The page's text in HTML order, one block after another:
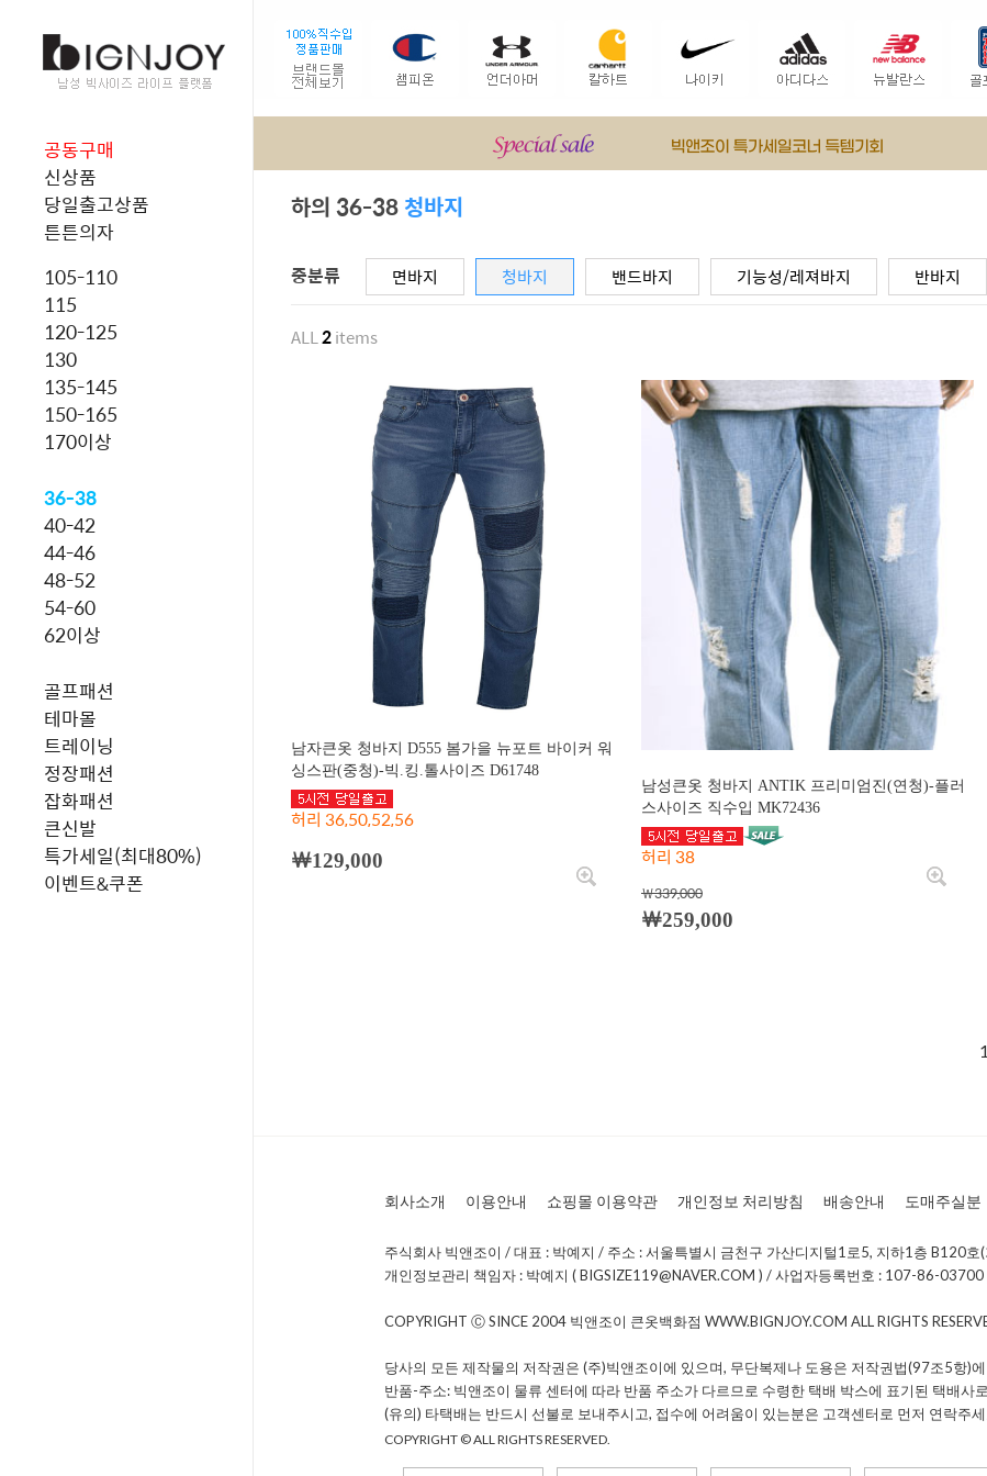
공동구매
신상품
당일출고상품
튼튼의자
105-110
115
120-125
130
135-145
150-165
170이상
36-38
40-42
44-46
48-52
54-60
62이상
골프패션
테마몰
트레이닝
정장패션
잡화패션
큰신발
특가세일(최대80%)
이벤트&쿠폰
하의 36-38청바지
중분류 면바지 청바지 밴드바지 기능성/레져바지 반바지
ALL2items
남자큰옷 청바지 D555 봄가을 뉴포트 바이커 워
싱스판(중청)-빅.킹.톨사이즈 D61748
허리 36,50,52,56
￦129,000
남성큰옷 청바지 ANTIK 프리미엄진(연청)-플러
스사이즈 직수입 MK72436
허리 38
￦339,000
￦259,000
1
회사소개 이용안내 쇼핑몰 이용약관 개인정보 처리방침 배송안내 도매주실분
주식회사 빅앤조이 / 대표 : 박예지 / 주소 : 서울특별시 금천구 가산디지털1로5, 지하1층 B120
개인정보관리 책임자 : 박예지 ( BIGSIZE119@NAVER.COM ) / 사업자등록번호 : 107-86-03700
COPYRIGHT Ⓒ SINCE 2004 빅앤조이 큰옷백화점 WWW.BIGNJOY.COM ALL RIGHTS
당사의 모든 제작물의 저작권은 (주)빅앤조이에 있으며, 무단복제나 도용은 저작권법(97조5항)
반품-주소: 빅앤조이 물류 센터에 따라 반품 주소가 다르므로 수령한 택배 박스에 표기된 택배사
(유의) 타택배는 반드시 선불로 보내주시고, 접수에 어려움이 있는분은 고객센터로 먼저 연락주
COPYRIGHT © ALL RIGHTS RESERVED.